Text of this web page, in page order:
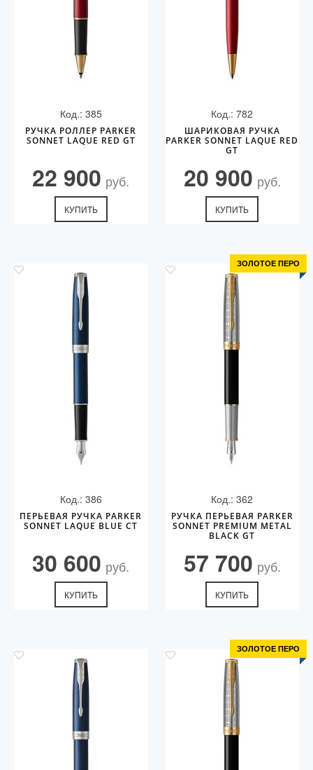
Код.: 385
РУЧКА РОЛЛЕР PARKER
SONNET LAQUE RED GT
22 900 руб.
КУПИТЬ
Код.: 782
ШАРИКОВАЯ РУЧКА
PARKER SONNET LAQUE RED
GT
20 900 руб.
КУПИТЬ
Код.: 386
ПЕРЬЕВАЯ РУЧКА PARKER
SONNET LAQUE BLUE CT
30 600 руб.
КУПИТЬ
ЗОЛОТОЕ ПЕРО
Код.: 362
РУЧКА ПЕРЬЕВАЯ PARKER
SONNET PREMIUM METAL
BLACK GT
57 700 руб.
КУПИТЬ
ЗОЛОТОЕ ПЕРО